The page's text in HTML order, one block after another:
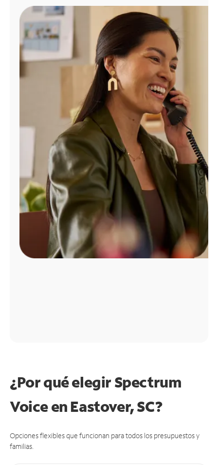
Administrar
cuenta
Encuentra
tienda
¿Por qué elegir Spectrum
Voice en Eastover, SC?
Opciones flexibles que funcionan para todos los presupuestos y
familias.